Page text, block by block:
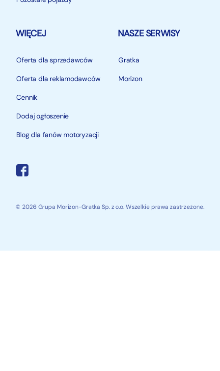
WIĘCEJ
Oferta dla sprzedawców
Oferta dla reklamodawców
Cennik
Dodaj ogłoszenie
Blog dla fanów motoryzacji
NASZE SERWISY
Gratka
Morizon
© 2026 Grupa Morizon-Gratka Sp. z o.o. Wszelkie prawa zastrzeżone.